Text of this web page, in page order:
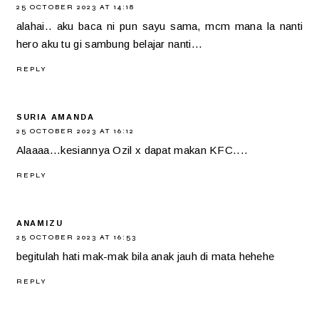
25 OCTOBER 2023 AT 14:18
alahai.. aku baca ni pun sayu sama, mcm mana la nanti
hero aku tu gi sambung belajar nanti...
REPLY
SURIA AMANDA
25 OCTOBER 2023 AT 16:12
Alaaaa...kesiannya Ozil x dapat makan KFC....
REPLY
ANAMIZU
25 OCTOBER 2023 AT 16:53
begitulah hati mak-mak bila anak jauh di mata hehehe
REPLY